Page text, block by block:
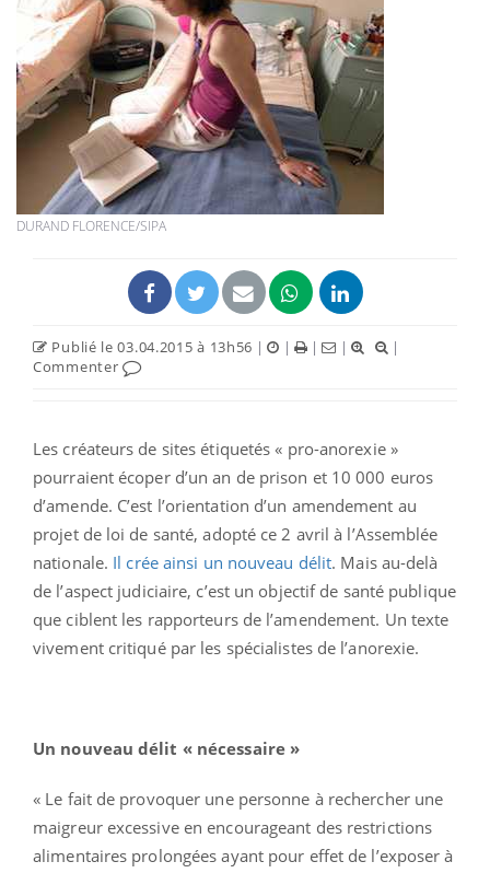
DURAND FLORENCE/SIPA
Publié le 03.04.2015 à 13h56 | | | |
|
Commenter
Les créateurs de sites étiquetés « pro-anorexie »
pourraient écoper d’un an de prison et 10 000 euros
d’amende. C’est l’orientation d’un amendement au
projet de loi de santé, adopté ce 2 avril à l’Assemblée
nationale. Il crée ainsi un nouveau délit. Mais au-delà
de l’aspect judiciaire, c’est un objectif de santé publique
que ciblent les rapporteurs de l’amendement. Un texte
vivement critiqué par les spécialistes de l’anorexie.
Un nouveau délit « nécessaire »
« Le fait de provoquer une personne à rechercher une
maigreur excessive en encourageant des restrictions
alimentaires prolongées ayant pour effet de l’exposer à